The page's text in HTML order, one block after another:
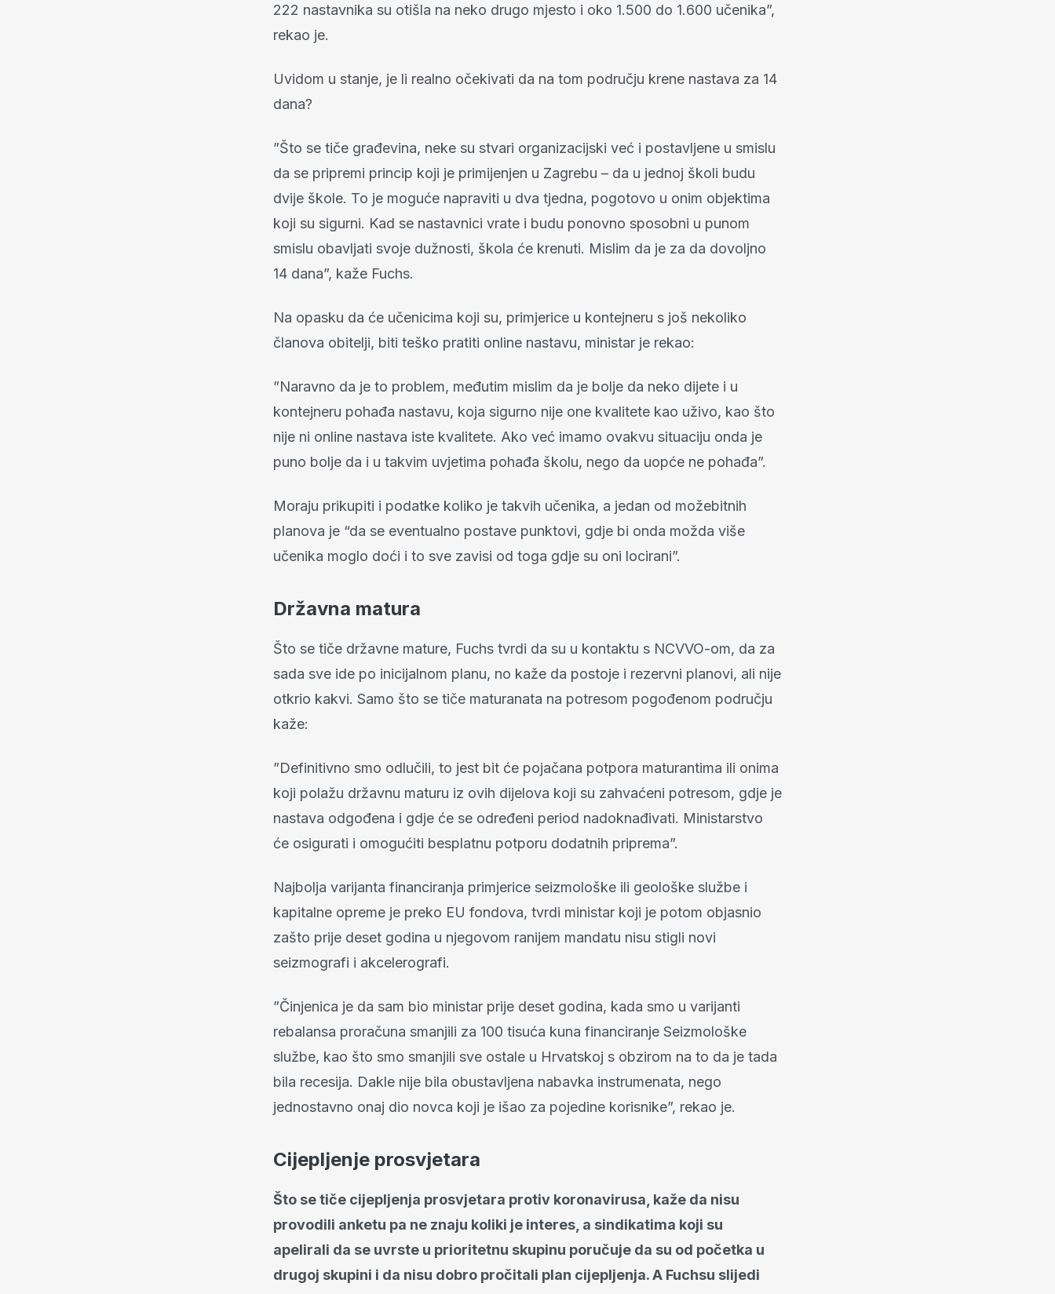
222 nastavnika su otišla na neko drugo mjesto i oko 1.500 do 1.600 učenika”,
rekao je.
Uvidom u stanje, je li realno očekivati da na tom području krene nastava za 14
dana?
”Što se tiče građevina, neke su stvari organizacijski već i postavljene u smislu
da se pripremi princip koji je primijenjen u Zagrebu – da u jednoj školi budu
dvije škole. To je moguće napraviti u dva tjedna, pogotovo u onim objektima
koji su sigurni. Kad se nastavnici vrate i budu ponovno sposobni u punom
smislu obavljati svoje dužnosti, škola će krenuti. Mislim da je za da dovoljno
14 dana”, kaže Fuchs.
Na opasku da će učenicima koji su, primjerice u kontejneru s još nekoliko
članova obitelji, biti teško pratiti online nastavu, ministar je rekao:
”Naravno da je to problem, međutim mislim da je bolje da neko dijete i u
kontejneru pohađa nastavu, koja sigurno nije one kvalitete kao uživo, kao što
nije ni online nastava iste kvalitete. Ako već imamo ovakvu situaciju onda je
puno bolje da i u takvim uvjetima pohađa školu, nego da uopće ne pohađa”.
Moraju prikupiti i podatke koliko je takvih učenika, a jedan od možebitnih
planova je “da se eventualno postave punktovi, gdje bi onda možda više
učenika moglo doći i to sve zavisi od toga gdje su oni locirani”.
Državna matura
Što se tiče državne mature, Fuchs tvrdi da su u kontaktu s NCVVO-om, da za
sada sve ide po inicijalnom planu, no kaže da postoje i rezervni planovi, ali nije
otkrio kakvi. Samo što se tiče maturanata na potresom pogođenom području
kaže:
”Definitivno smo odlučili, to jest bit će pojačana potpora maturantima ili onima
koji polažu državnu maturu iz ovih dijelova koji su zahvaćeni potresom, gdje je
nastava odgođena i gdje će se određeni period nadoknađivati. Ministarstvo
će osigurati i omogućiti besplatnu potporu dodatnih priprema”.
Najbolja varijanta financiranja primjerice seizmološke ili geološke službe i
kapitalne opreme je preko EU fondova, tvrdi ministar koji je potom objasnio
zašto prije deset godina u njegovom ranijem mandatu nisu stigli novi
seizmografi i akcelerografi.
”Činjenica je da sam bio ministar prije deset godina, kada smo u varijanti
rebalansa proračuna smanjili za 100 tisuća kuna financiranje Seizmološke
službe, kao što smo smanjili sve ostale u Hrvatskoj s obzirom na to da je tada
bila recesija. Dakle nije bila obustavljena nabavka instrumenata, nego
jednostavno onaj dio novca koji je išao za pojedine korisnike”, rekao je.
Cijepljenje prosvjetara
Što se tiče cijepljenja prosvjetara protiv koronavirusa, kaže da nisu
provodili anketu pa ne znaju koliki je interes, a sindikatima koji su
apelirali da se uvrste u prioritetnu skupinu poručuje da su od početka u
drugoj skupini i da nisu dobro pročitali plan cijepljenja. A Fuchsu slijedi